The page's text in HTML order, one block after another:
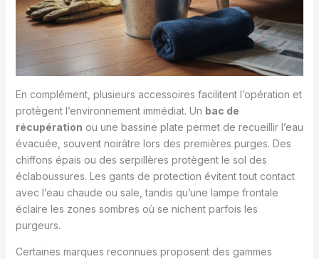
En complément, plusieurs accessoires facilitent l’opération et
protègent l’environnement immédiat. Un bac de
récupération ou une bassine plate permet de recueillir l’eau
évacuée, souvent noirâtre lors des premières purges. Des
chiffons épais ou des serpillères protègent le sol des
éclaboussures. Les gants de protection évitent tout contact
avec l’eau chaude ou sale, tandis qu’une lampe frontale
éclaire les zones sombres où se nichent parfois les
purgeurs.
Certaines marques reconnues proposent des gammes